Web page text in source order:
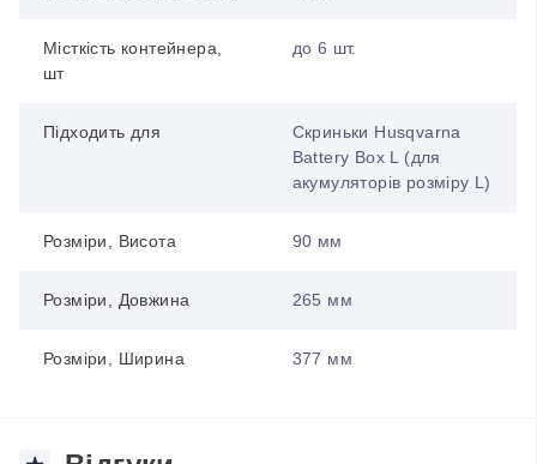
Місткість контейнера,
шт
до 6 шт.
Підходить для
Скриньки Husqvarna
Battery Box L (для
акумуляторів розміру L)
Розміри, Висота 90 мм
Розміри, Довжина 265 мм
Розміри, Ширина 377 мм